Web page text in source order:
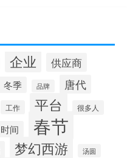
企业 供应商
冬季 品牌 唐代
工作 平台 很多人
时间 春节
梦幻西游 汤圆